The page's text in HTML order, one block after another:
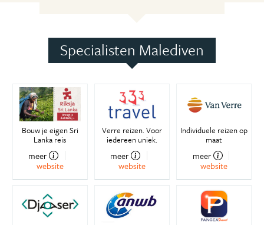
Specialisten Malediven
Bouw je eigen Sri
Lanka reis
meer
website
Verre reizen. Voor
iedereen uniek.
meer
website
Individuele reizen op
maat
meer
website